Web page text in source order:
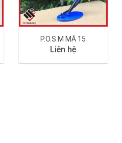
P.O.S.M MÃ 15
Liên hệ